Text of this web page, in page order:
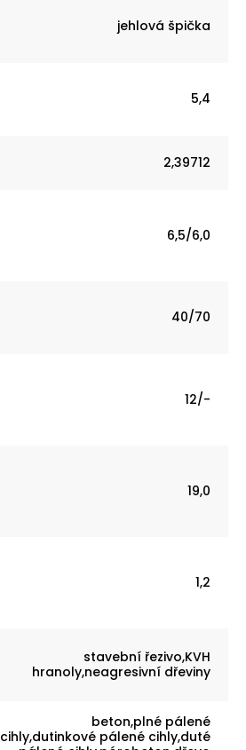
jehlová špička
5,4
2,39712
6,5/6,0
40/70
12/-
19,0
1,2
stavební řezivo,KVH
hranoly,neagresivní dřeviny
beton,plné pálené
cihly,dutinkové pálené cihly,duté